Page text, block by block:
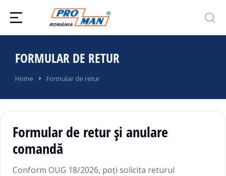
FORMULAR DE RETUR
You are here:
Home Formular de retur
Formular de retur și anulare
comandă
Conform OUG 18/2026, poți solicita returul